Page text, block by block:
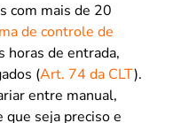
com mais de 20
de controle de
horas de entrada,
(Art. 74 da CLT).
entre manual,
que seja preciso e